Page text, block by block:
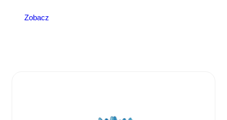
Zobacz